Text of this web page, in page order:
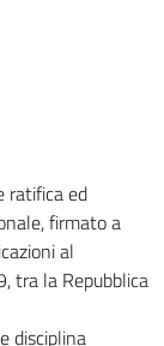
ratifica ed
firmato a
al
tra la Repubblica
disciplina